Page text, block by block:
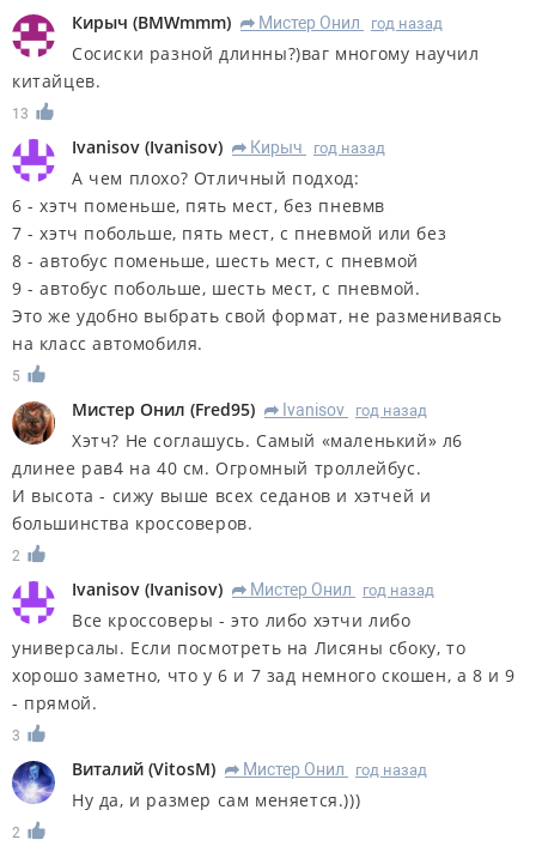
Кирыч (BMWmmm) R Мистер Онил год назад
Сосиски разной длинны?)ваг многому научил
китайцев.
13
Ivanisov (Ivanisov) R Кирыч год назад
А чем плохо? Отличный подход:
6 - хэтч поменьше, пять мест, без пневмв
7 - хэтч побольше, пять мест, с пневмой или без
8 - автобус поменьше, шесть мест, с пневмой
9 - автобус побольше, шесть мест, с пневмой.
Это же удобно выбрать свой формат, не размениваясь
на класс автомобиля.
5
Мистер Онил (Fred95) R Ivanisov год назад
Хэтч? Не соглашусь. Самый «маленький» л6
длинее рав4 на 40 см. Огромный троллейбус.
И высота - сижу выше всех седанов и хэтчей и
большинства кроссоверов.
2
Ivanisov (Ivanisov) R Мистер Онил год назад
Все кроссоверы - это либо хэтчи либо
универсалы. Если посмотреть на Лисяны сбоку, то
хорошо заметно, что у 6 и 7 зад немного скошен, а 8 и 9
- прямой.
3
Виталий (VitosM) R Мистер Онил год назад
Ну да, и размер сам меняется.)))
2